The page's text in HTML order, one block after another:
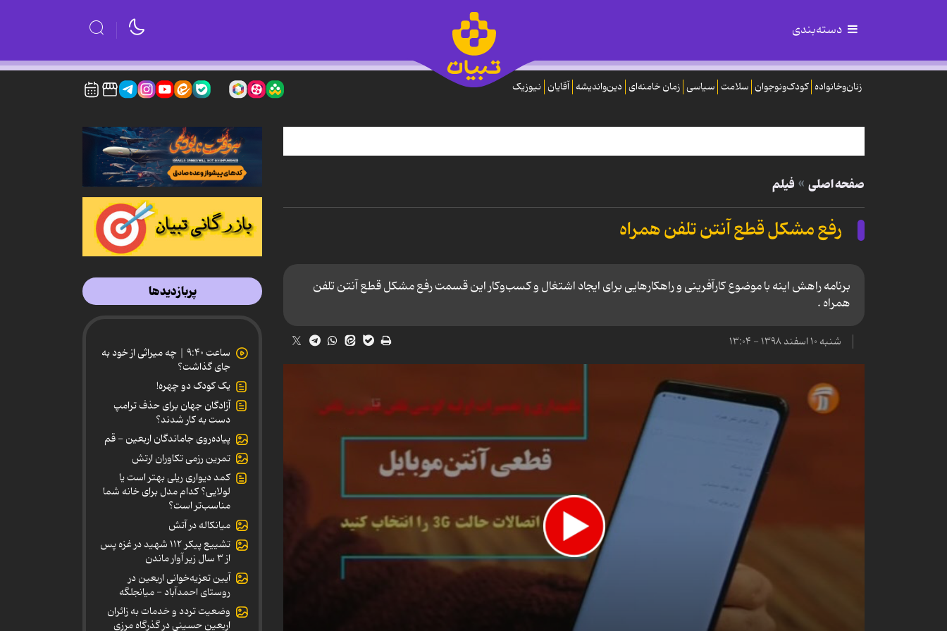
دسته‌بندی
زنان‌وخانواده کودک‌ونوجوان سلامت سیاسی زمان خامنه‌ای دین‌واندیشه آقایان نیوزیک
صفحه اصلی فیلم
رفع مشکل قطع آنتن تلفن همراه
برنامه راهش اینه با موضوع کارآفرینی و راهکار‌هایی برای ایجاد اشتغال و کسب‌وکار این قسمت رفع مشکل قطع آنتن تلفن
همراه .
شنبه ۱۰ اسفند ۱۳۹۸ - ۱۳:۰۴
پربازدیدها
ساعت ۹:۴۰ | چه میراثی از خود به
جای گذاشت؟
یک کودک دو چهره!
آزادگان جهان برای حذف ترامپ
دست به کار شدند؟
پیاده‌روی جاماندگان اربعین - قم
تمرین رزمی تکاوران ارتش
کمد دیواری ریلی بهتر است یا
لولایی؟ کدام مدل برای خانه شما
مناسب‌تر است؟
میانکاله در آتش
تشییع پیکر ۱۱۲ شهید در غزه پس
از ۳ سال زیر آوار ماندن
آیین تعزیه‌خوانی اربعین در
روستای احمدآباد - میانجلگه
وضعیت تردد و خدمات به زائران
اربعین حسینی در گذرگاه مرزی